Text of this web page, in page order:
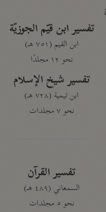
تفسير ابن قيّم الجوزيّة
ابن القيم (٧٥١ هـ)
نحو ١٢ مجلدًا
تفسير شيخ الإسلام
ابن تيمية (٧٢٨ هـ)
نحو ٧ مجلدات
تفسير القرآن
السمعاني (٤٨٩ هـ)
نحو ٥ مجلدات